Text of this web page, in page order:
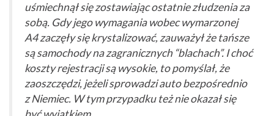
uśmiechnął się zostawiając ostatnie złudzenia za
sobą. Gdy jego wymagania wobec wymarzonej
A4 zaczęły się krystalizować, zauważył że tańsze
są samochody na zagranicznych “blachach”. I choć
koszty rejestracji są wysokie, to pomyślał, że
zaoszczędzi, jeżeli sprowadzi auto bezpośrednio
z Niemiec. W tym przypadku też nie okazał się